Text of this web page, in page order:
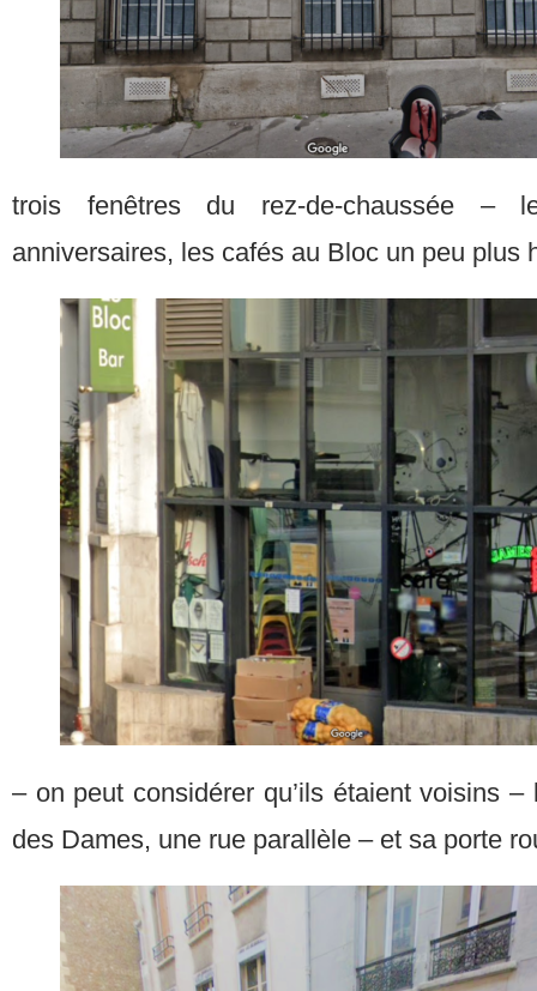
trois fenêtres du rez-de-chaussée –
anniversaires, les cafés au Bloc un peu plus
– on peut considérer qu’ils étaient voisins
des Dames, une rue parallèle – et sa porte